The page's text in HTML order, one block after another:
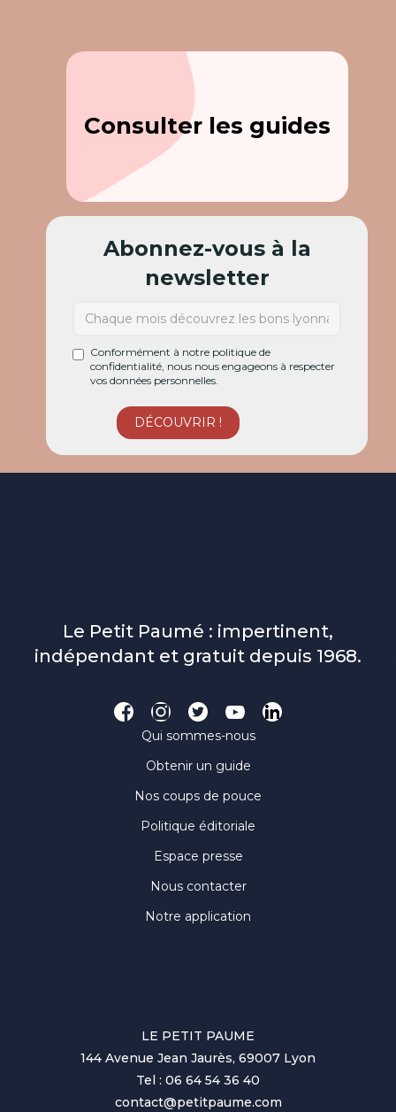
Consulter les guides
Abonnez-vous à la
newsletter
Conformément à notre politique de
confidentialité, nous nous engageons à respecter
vos données personnelles.
Le Petit Paumé : impertinent,
indépendant et gratuit depuis 1968.
Qui sommes-nous
Obtenir un guide
Nos coups de pouce
Politique éditoriale
Espace presse
Nous contacter
Notre application
LE PETIT PAUME
144 Avenue Jean Jaurès, 69007 Lyon
Tel : 06 64 54 36 40
contact@petitpaume.com